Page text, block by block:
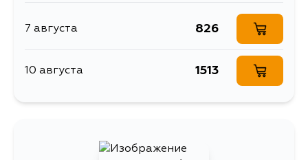
7 августа 826
10 августа 1513